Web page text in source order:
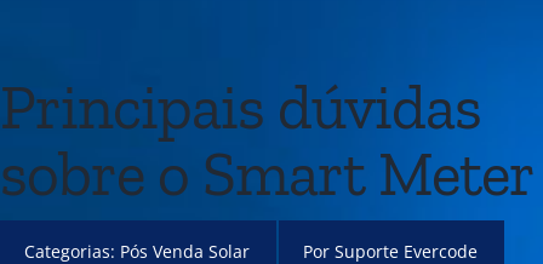
Principais dúvidas
sobre o Smart Meter
Categorias: Pós Venda Solar Por Suporte Evercode